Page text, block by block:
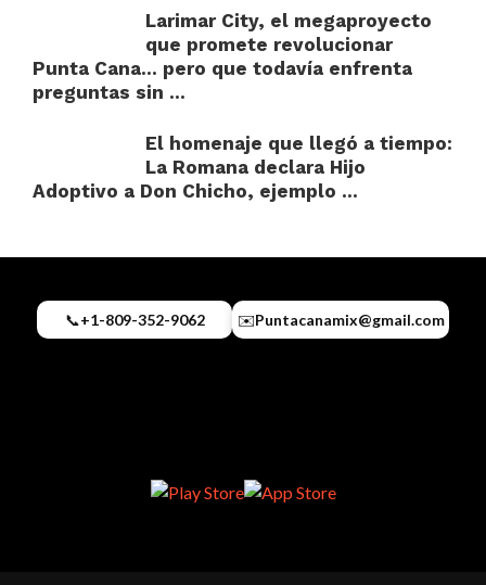
Larimar City, el megaproyecto
que promete revolucionar
Punta Cana… pero que todavía enfrenta
preguntas sin ...
El homenaje que llegó a tiempo:
La Romana declara Hijo
Adoptivo a Don Chicho, ejemplo ...
📞+1-809-352-9062 ✉️Puntacanamix@gmail.com